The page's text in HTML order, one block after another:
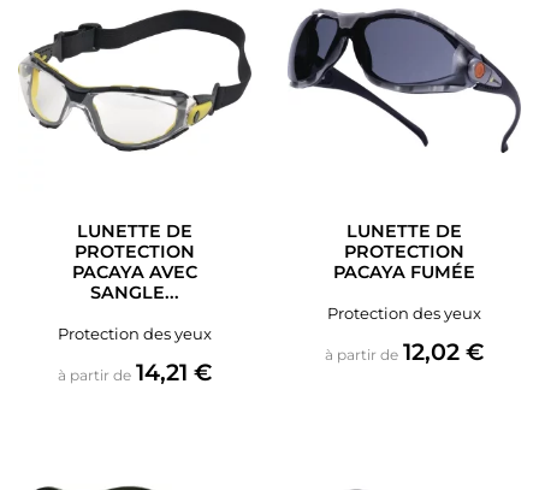
LUNETTE DE
PROTECTION
PACAYA AVEC
SANGLE...
Protection des yeux
à partir de Prix
14,21 €
LUNETTE DE
PROTECTION
PACAYA FUMÉE
Protection des yeux
à partir de Prix
12,02 €